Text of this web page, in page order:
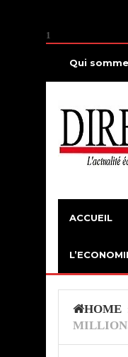
1
Qui
ACCUEIL
HOME